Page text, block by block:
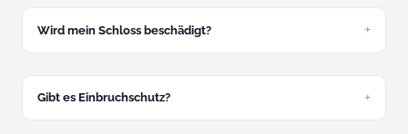
und 6 Uhr.
Wird mein Schloss beschädigt?
unser Standard.
Gibt es Einbruchschutz?